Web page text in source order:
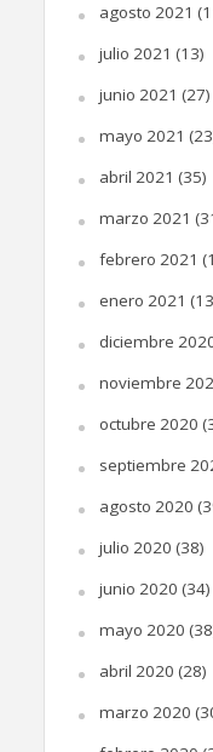
agosto 2021
julio 2021 (13)
junio 2021 (27)
mayo 2021
abril 2021 (35)
marzo 2021
febrero 2021
enero 2021
diciembre
noviembre
octubre 2020
septiembre
agosto 2020
julio 2020 (38)
junio 2020 (34)
mayo 2020
abril 2020 (28)
marzo 2020